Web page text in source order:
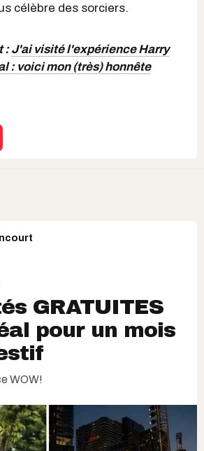
célèbre des sorciers.
:J'ai visité l'expérience Harry
: voici mon (très) honnête
GRATUITES
pour un mois
WOW!